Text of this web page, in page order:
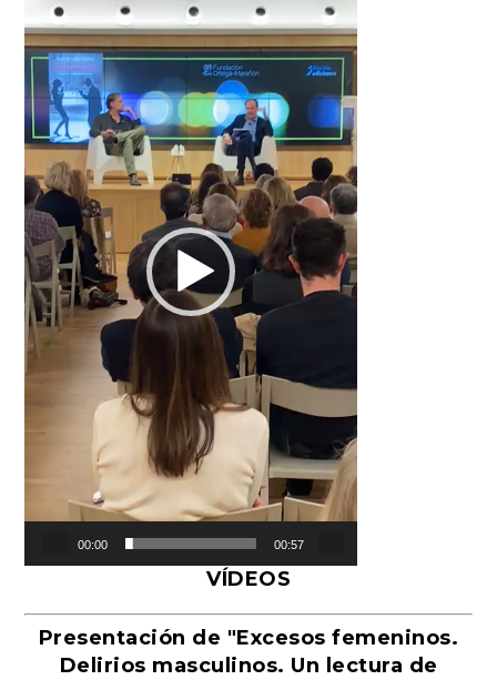
vídeo
00:00 00:57
VÍDEOS
Presentación de "Excesos femeninos.
Delirios masculinos. Un lectura de